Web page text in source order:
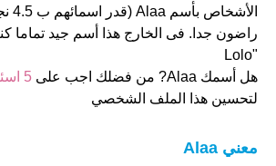
"Lolo
هل أسمك Alaa? من فضلك اجب على
5 اسئلة عن أسمك
لتحسين هذا الملف الشخصي
معني Alaa